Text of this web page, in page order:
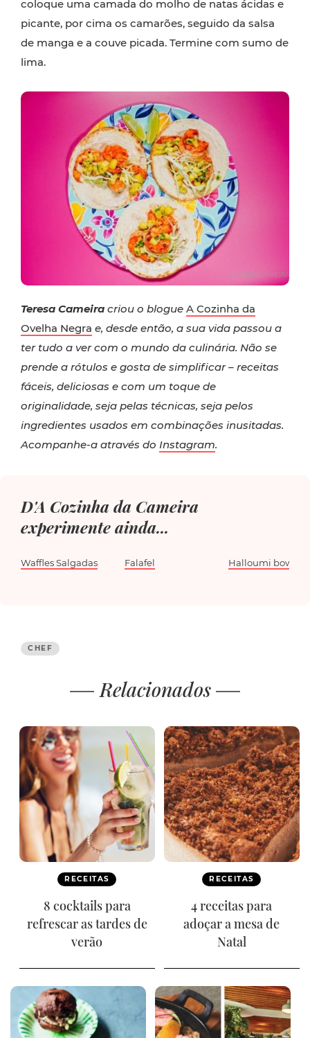
coloque uma camada do molho de natas ácidas e
picante, por cima os camarões, seguido da salsa
de manga e a couve picada. Termine com sumo de
lima.
© TERESA CAMEIRA
Teresa Cameira criou o blogue A Cozinha da
Ovelha Negra e, desde então, a sua vida passou a
ter tudo a ver com o mundo da culinária. Não se
prende a rótulos e gosta de simplificar – receitas
fáceis, deliciosas e com um toque de
originalidade, seja pelas técnicas, seja pelos
ingredientes usados em combinações inusitadas.
Acompanhe-a através do Instagram.
D'A Cozinha da Cameira
experimente ainda...
Waffles Salgadas Falafel Halloumi bowl
CHEF
Relacionados
RECEITAS
8 cocktails para
refrescar as tardes de
verão
RECEITAS
4 receitas para
adoçar a mesa de
Natal